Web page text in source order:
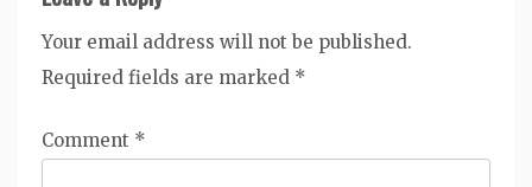
Your email address will not be published.
Required fields are marked *
Comment *